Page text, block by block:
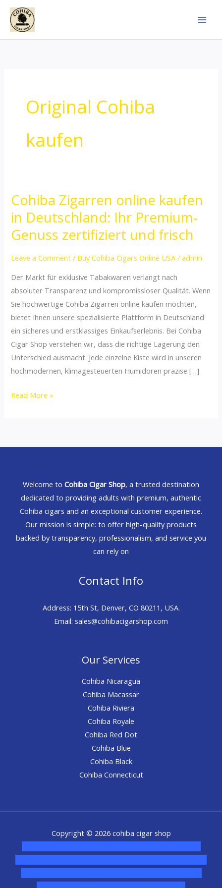
Skip
content
Original Cohiba
kaufen
Cohiba Zigarren online kaufen
in Deutschland: Ihr Premium-
Genuss zertifiziert und frisch
Leave a Comment / Buy Cohiba Cigars Online USA /admin
Der Markt für exklusive Tabakwaren verlangt nach
absoluter Transparenz und kompromissloser Qualität. Wenn
Sie hochwertige Cohiba Zigarren online kaufen möchten,
bietet Ihnen unsere spezialisierte Plattform in Deutschland
ein sicheres und erstklassiges Einkaufserlebnis. Bei Cohiba
Cigar Shop verstehen wir, dass die richtige Lagerung den
Unterschied ausmacht. Jede einzelne Kiste wird in unseren
hochmodernen, klimagesteuerten Humidoren präzise […]
Cohiba
Zigarren
online
kaufen
Deutschland:
Ihr
Premium-
Genuss
zertifiziert
und
frisch
Read More »
Welcome to Cohiba Cigar Shop, a trusted destination
dedicated to providing adults with premium, authentic
Cohiba cigars and an exceptional customer experience.
Our mission is simple: to offer high-quality products
backed by transparency, professionalism, and service you
can rely on
Contact Info
Address: 15th St, Denver, CO 80211, USA.
Email: sales@cohibacigarshop.com
Our Services
Cohiba Nicaragua
Cohiba Macassar
Cohiba Riviera
Cohiba Royale
Cohiba Red Dot
Cohiba Blue
Cohiba Black
Cohiba Connecticut
Copyright © 2026 cohiba cigar shop